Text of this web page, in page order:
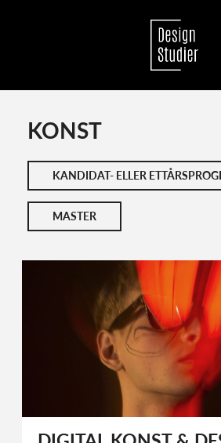
KONST
KANDIDAT- ELLER
MASTER